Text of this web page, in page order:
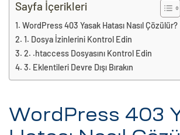
Aday
Sayfa İçerikleri
WordPress 403 Yasak Hatası Nasıl Çözülür?
1. Dosya İzinlerini Kontrol Edin
2. .htaccess Dosyasını Kontrol Edin
3. Eklentileri Devre Dışı Bırakın
WordPress 403